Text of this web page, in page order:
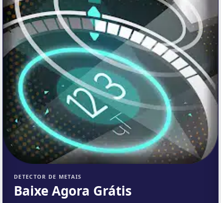
DETECTOR DE METAIS
Baixe Agora Grátis